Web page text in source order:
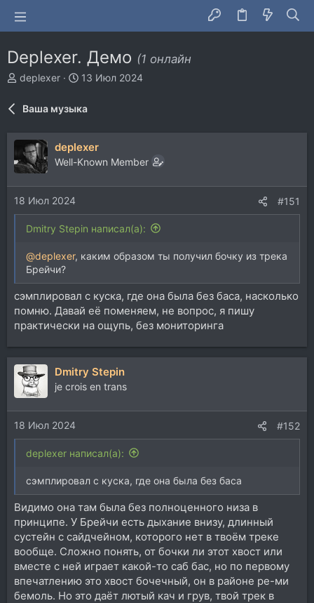
Deplexer. Демо (1 онлайн
А
т
р
т
е
м
deplexer
Д
н
а
ч
13 Июл 2024
Ваша музыка
deplexer
Well-Known Member
18 Июл 2024 #151
Dmitry Stepin написал(а):
@deplexer, каким образом ты получил бочку из трека
Брейчи?
сэмплировал с куска, где она была без баса, насколько
помню. Давай её поменяем, не вопрос, я пишу
практически на ощупь, без мониторинга
Dmitry Stepin
je crois en trans
18 Июл 2024 #152
deplexer написал(а):
сэмплировал с куска, где она была без баса
Видимо она там была без полноценного низа в
принципе. У Брейчи есть дыхание внизу, длинный
сустейн с сайдчейном, которого нет в твоём треке
вообще. Сложно понять, от бочки ли этот хвост или
вместе с ней играет какой-то саб бас, но по первому
впечатлению это хвост бочечный, он в районе ре-ми
бемоль. Но это даёт лютый кач и грув, твой трек в